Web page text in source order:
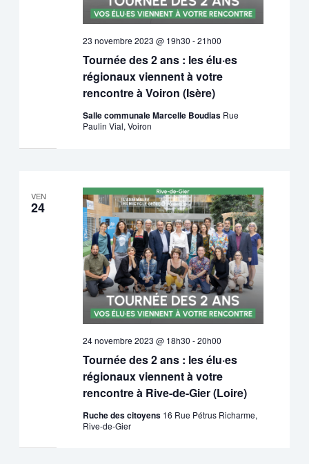
Tournée des 2 ans : les élu·es
régionaux viennent à votre
rencontre à Voiron (Isère)
23 novembre 2023 @ 19h30 -21h00
Salle communale Marcelle Boudias Rue
Paulin Vial, Voiron
VEN
24
Tournée des 2 ans : les élu·es
régionaux viennent à votre
rencontre à Rive-de-Gier (Loire)
24 novembre 2023 @ 18h30 -20h00
Ruche des citoyens 16 Rue Pétrus Richarme,
Rive-de-Gier